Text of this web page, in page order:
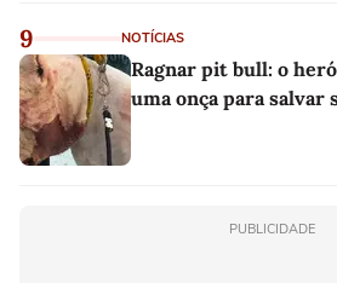
9 NOTÍCIAS
Ragnar pit bull: o
uma onça para salvar
PUBLICIDADE